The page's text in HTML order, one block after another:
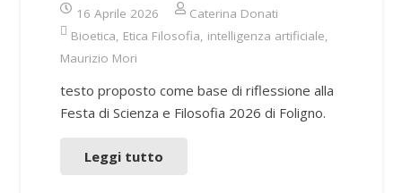
16 Aprile 2026
Caterina Donati
Bioetica, Etica Filosofia, intelligenza artificiale,
Maurizio Mori
testo proposto come base di riflessione alla
Festa di Scienza e Filosofia 2026 di Foligno.
Leggi tutto